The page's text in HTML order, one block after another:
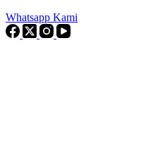
Whatsapp Kami